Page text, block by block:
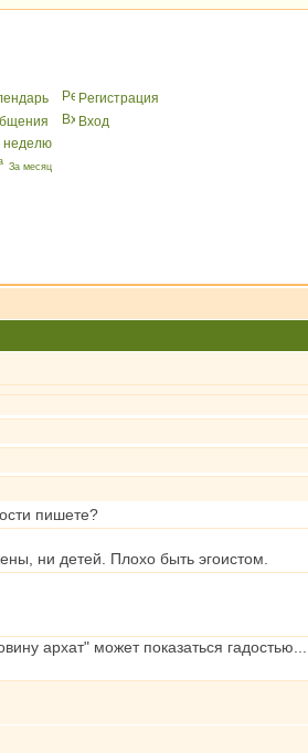
Peгиcтрaция
Вхoд
неделю
За месяц
пишете?
ни детей. Плохо быть эгоистом.
архат" может показаться гадостью...